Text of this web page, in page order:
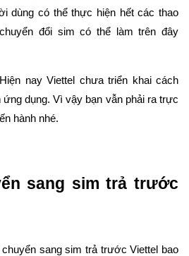
dùng có thể thực hiện hết các thao
đổi sim có thể làm trên đây
nay Viettel chưa triển khai cách
dụng. Vì vậy bạn vẫn phải ra trực
hành nhé.
sang sim trả trước
sang sim trả trước Viettel bao